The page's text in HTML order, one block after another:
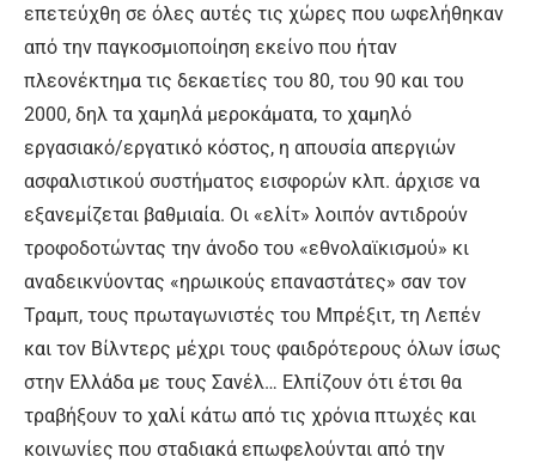
επετεύχθη σε όλες αυτές τις χώρες που ωφελήθηκαν
από την παγκοσμιοποίηση εκείνο που ήταν
πλεονέκτημα τις δεκαετίες του 80, του 90 και του
2000, δηλ τα χαμηλά μεροκάματα, το χαμηλό
εργασιακό/εργατικό κόστος, η απουσία απεργιών
ασφαλιστικού συστήματος εισφορών κλπ. άρχισε να
εξανεμίζεται βαθμιαία. Οι «ελίτ» λοιπόν αντιδρούν
τροφοδοτώντας την άνοδο του «εθνολαϊκισμού» κι
αναδεικνύοντας «ηρωικούς επαναστάτες» σαν τον
Τραμπ, τους πρωταγωνιστές του Μπρέξιτ, τη Λεπέν
και τον Βίλντερς μέχρι τους φαιδρότερους όλων ίσως
στην Ελλάδα με τους Σανέλ… Ελπίζουν ότι έτσι θα
τραβήξουν το χαλί κάτω από τις χρόνια πτωχές και
κοινωνίες που σταδιακά επωφελούνται από την